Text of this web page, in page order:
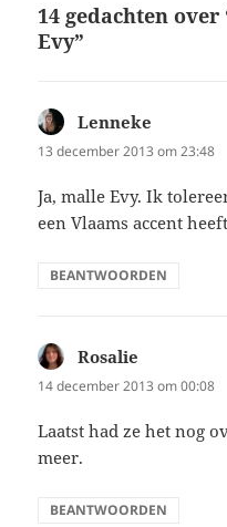
14 gedachten
Evy”
Lenneke
13 december 2013 om 23:48
Ja, malle Evy. Ik
een Vlaams accent
BEANTWOORDEN
Rosalie
14 december 2013 om 00:08
Laatst had ze het nog
meer.
BEANTWOORDEN